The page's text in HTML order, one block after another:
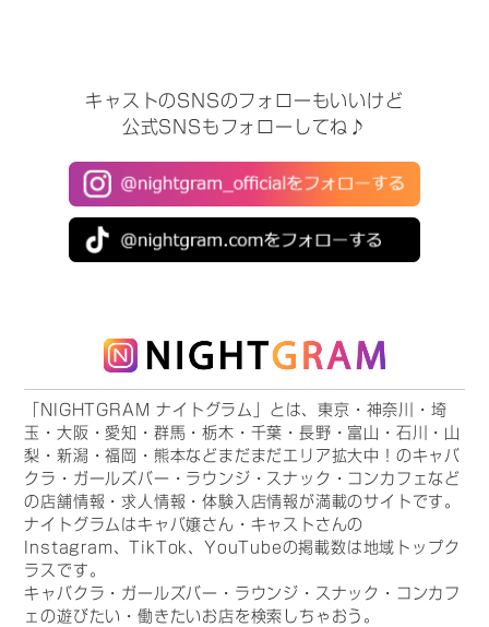
キャストのSNSのフォローもいいけど
公式SNSもフォローしてね♪
「NIGHTGRAM ナイトグラム」とは、東京・神奈川・埼
玉・大阪・愛知・群馬・栃木・千葉・長野・富山・石川・山
梨・新潟・福岡・熊本などまだまだエリア拡大中！のキャバ
クラ・ガールズバー・ラウンジ・スナック・コンカフェなど
の店舗情報・求人情報・体験入店情報が満載のサイトです。
ナイトグラムはキャバ嬢さん・キャストさんの
Instagram、TikTok、YouTubeの掲載数は地域トップク
ラスです。
キャバクラ・ガールズバー・ラウンジ・スナック・コンカフ
ェの遊びたい・働きたいお店を検索しちゃおう。